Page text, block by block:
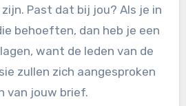
Past dat bij jou? Als je in
behoeften, dan heb je een
want de leden van de
zullen zich aangesproken
van jouw brief.